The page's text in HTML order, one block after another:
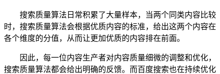
搜索质量算法日常积累了大量样本，当两个同类内容比较
时，搜索质量算法会根据优质内容的标准，给出这两个内容在
各个维度的分值，从而让更加优质的内容排在前面。
因此，每一位内容生产者对内容质量细微的调整和优化，
搜索质量算法都会给出明确的反馈。而百度搜索也在持续优化